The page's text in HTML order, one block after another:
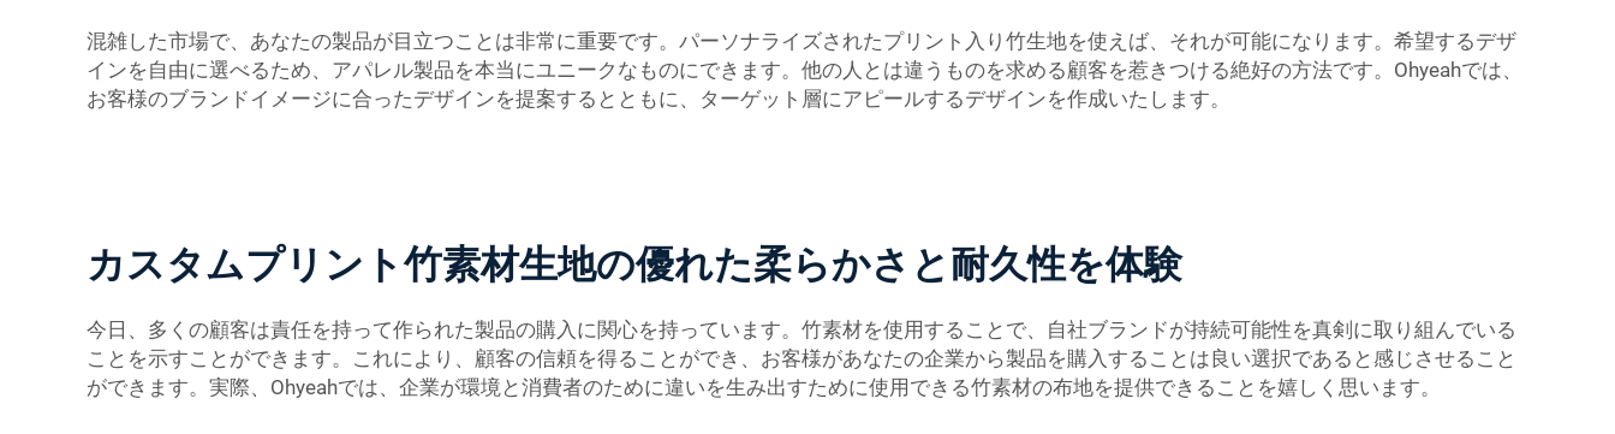
混雑した市場で、あなたの製品が目立つことは非常に重要です。パーソナライズされたプリント入り竹生地を使えば、それが可能になります。希望するデザ
インを自由に選べるため、アパレル製品を本当にユニークなものにできます。他の人とは違うものを求める顧客を惹きつける絶好の方法です。Ohyeahでは、
お客様のブランドイメージに合ったデザインを提案するとともに、ターゲット層にアピールするデザインを作成いたします。
カスタムプリント竹素材生地の優れた柔らかさと耐久性を体験
今日、多くの顧客は責任を持って作られた製品の購入に関心を持っています。竹素材を使用することで、自社ブランドが持続可能性を真剣に取り組んでいる
ことを示すことができます。これにより、顧客の信頼を得ることができ、お客様があなたの企業から製品を購入することは良い選択であると感じさせること
ができます。実際、Ohyeahでは、企業が環境と消費者のために違いを生み出すために使用できる竹素材の布地を提供できることを嬉しく思います。